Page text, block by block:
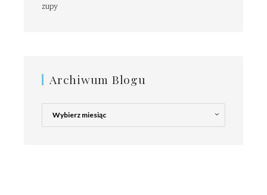
zupy
Archiwum Blogu
Archiwum
Blogu